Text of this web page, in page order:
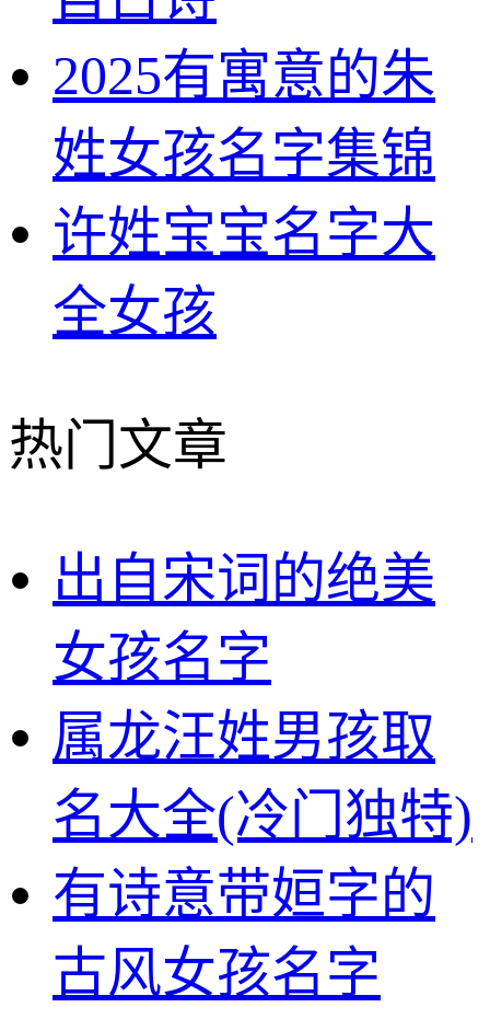
2025有寓意的朱
姓女孩名字集锦
许姓宝宝名字大
全女孩
热门文章
出自宋词的绝美
女孩名字
属龙汪姓男孩取
名大全(冷门独特)
有诗意带姮字的
古风女孩名字